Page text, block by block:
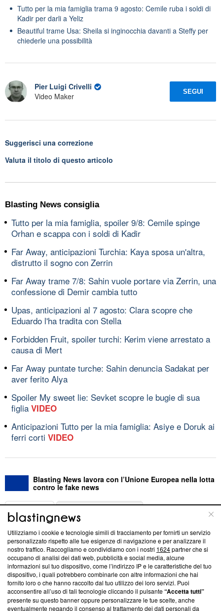
Tutto per la mia famiglia trama 9 agosto: Cemile ruba i soldi di
Kadir per darli a Yeliz
Beautiful trame Usa: Sheila si inginocchia davanti a Steffy per
chiederle una possibilità
Pier Luigi Crivelli
Video Maker
SEGUI
Suggerisci una correzione
Valuta il titolo di questo articolo
Blasting News consiglia
Tutto per la mia famiglia, spoiler 9/8: Cemile spinge
Orhan e scappa con i soldi di Kadir
Far Away, anticipazioni Turchia: Kaya sposa un'altra,
distrutto il sogno con Zerrin
Far Away trame 7/8: Sahin vuole portare via Zerrin, una
confessione di Demir cambia tutto
Upas, anticipazioni al 7 agosto: Clara scopre che
Eduardo l'ha tradita con Stella
Forbidden Fruit, spoiler turchi: Kerim viene arrestato a
causa di Mert
Far Away puntate turche: Sahin denuncia Sadakat per
aver ferito Alya
Spoiler My sweet lie: Sevket scopre le bugie di sua
figlia VIDEO
Anticipazioni Tutto per la mia famiglia: Asiye e Doruk ai
ferri corti VIDEO
Blasting News lavora con l’Unione Europea nella lotta
contro le fake news
ABOUT
Questa sezione offre informazioni trasparenti su Blasting
News, sui nostri processi editoriali e su come ci impegniamo a
creare news di qualità. Inoltre, afferma la nostra aderenza a
‘Trust Project - News with Integrity’Blasting News non è
ancora membro del programma, ma ha richiesto di farne
parte; Trust Project non ha ancora effettuato una verifica di
conformità agli standard.
Utilizziamo i cookie e tecnologie simili di tracciamento per fornirti un servizio
personalizzato rispetto alle tue esigenze di navigazione e per analizzare il
nostro traffico. Raccogliamo e condividiamo con i nostri 1624partner che si
occupano di analisi dei dati web, pubblicità e social media, alcune
informazioni sul tuo dispositivo, come l’indirizzo IP e le caratteristiche del tuo
dispositivo, i quali potrebbero combinarle con altre informazioni che hai
fornito loro o che hanno raccolto dal tuo utilizzo dei loro servizi. Puoi
acconsentire all’uso di tali tecnologie cliccando il pulsante“Accetta tutti”
presente su questo banner oppure personalizzare le tue scelte, anche
eventualmente negando il consenso al trattamento dei dati personali da